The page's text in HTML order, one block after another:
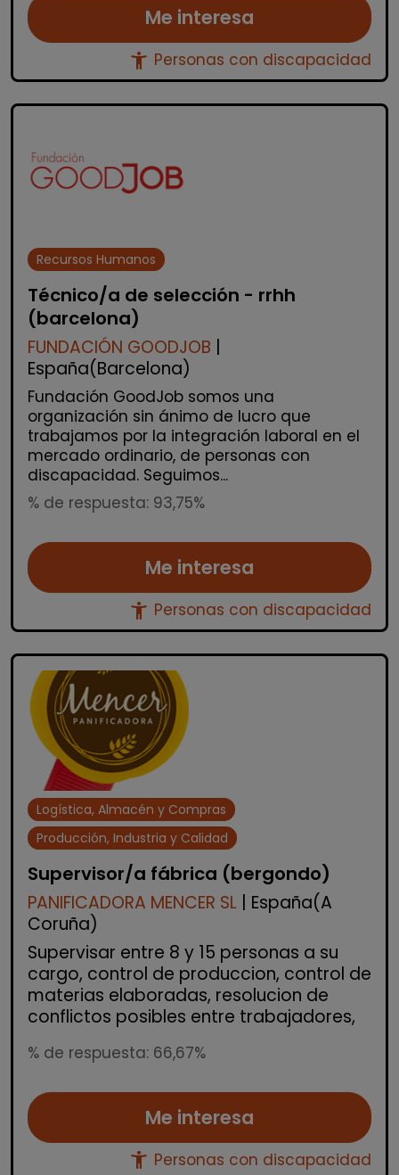
Me interesa
accessibility_new Personas con discapacidad
Recursos Humanos
Técnico/a de selección - rrhh
(barcelona)
FUNDACIÓN GOODJOB
España(Barcelona)
Fundación GoodJob somos una
organización sin ánimo de lucro que
trabajamos por la integración laboral en el
mercado ordinario, de personas con
discapacidad. Seguimos...
% de respuesta: 93,75%
Me interesa
accessibility_new Personas con discapacidad
Logística, Almacén y Compras
Producción, Industria y Calidad
Supervisor/a fábrica (bergondo)
PANIFICADORA MENCER SL | España(A
Coruña)
Supervisar entre 8 y 15 personas a su
cargo, control de produccion, control de
materias elaboradas, resolucion de
conflictos posibles entre trabajadores,
% de respuesta: 66,67%
Me interesa
accessibility_new Personas con discapacidad